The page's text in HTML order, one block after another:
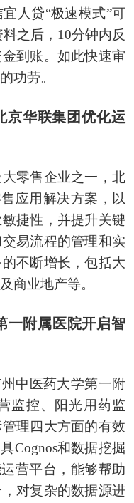
人贷“极速模式”可
之后，10分钟内反
到账。如此快速审
功劳。
京华联集团优化运
零售企业之一，北
应用解决方案，以
捷性，并提升关键
易流程的管理和实
不断增长，包括大
商业地产等。
一附属医院开启智
中医药大学第一附
监控、阳光用药监
理四大方面的有效
Cognos和数据挖掘
运营平台，能够帮助
对复杂的数据源进